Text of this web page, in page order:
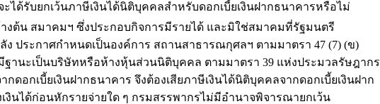
ะได้รับยกเว้นภาษีเงินได้นิติบุคคลสำหรับดอกเบี้ยเงินฝากธนาคารหรือไม่
งต้น สมาคมฯ ซึ่งประกอบกิจการมีรายได้ และมิใช่สมาคมที่รัฐมนตรี
ง ประกาศกำหนดเป็นองค์การ สถานสาธารณกุศลฯ ตามมาตรา 47 (7) (ข)
ฐานะเป็นบริษัทหรือห้างหุ้นส่วนนิติบุคคล ตามมาตรา 39 แห่งประมวลรัษฎากร
กดอกเบี้ยเงินฝากธนาคาร จึงต้องเสียภาษีเงินได้นิติบุคคลจากดอกเบี้ยเงินฝาก
งินได้ก่อนหักรายจ่ายใด ๆ กรมสรรพากรไม่มีอำนาจพิจารณายกเว้น